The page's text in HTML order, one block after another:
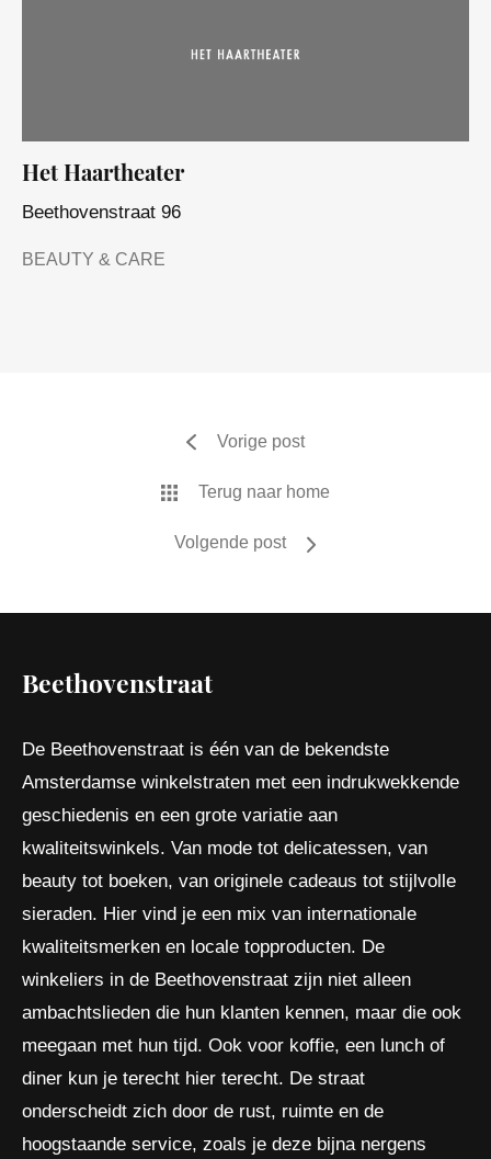
Het Haartheater
Beethovenstraat 96
BEAUTY & CARE
Vorige post
Terug naar home
Volgende post
Beethovenstraat
De Beethovenstraat is één van de bekendste
Amsterdamse winkelstraten met een indrukwekkende
geschiedenis en een grote variatie aan
kwaliteitswinkels. Van mode tot delicatessen, van
beauty tot boeken, van originele cadeaus tot stijlvolle
sieraden. Hier vind je een mix van internationale
kwaliteitsmerken en locale topproducten. De
winkeliers in de Beethovenstraat zijn niet alleen
ambachtslieden die hun klanten kennen, maar die ook
meegaan met hun tijd. Ook voor koffie, een lunch of
diner kun je terecht hier terecht. De straat
onderscheidt zich door de rust, ruimte en de
hoogstaande service, zoals je deze bijna nergens